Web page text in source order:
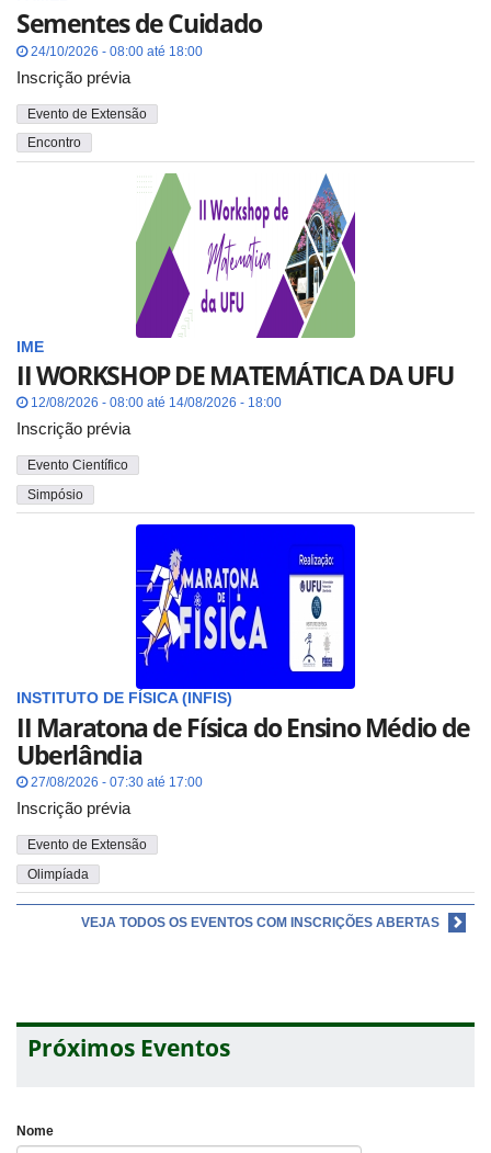
Sementes de Cuidado
24/10/2026 - 08:00 até 18:00
Inscrição prévia
Evento de Extensão
Encontro
IME
II WORKSHOP DE MATEMÁTICA DA UFU
12/08/2026 - 08:00 até 14/08/2026 - 18:00
Inscrição prévia
Evento Científico
Simpósio
INSTITUTO DE FÍSICA (INFIS)
II Maratona de Física do Ensino Médio de
Uberlândia
27/08/2026 - 07:30 até 17:00
Inscrição prévia
Evento de Extensão
Olimpíada
VEJA TODOS OS EVENTOS COM INSCRIÇÕES ABERTAS
Próximos Eventos
Nome